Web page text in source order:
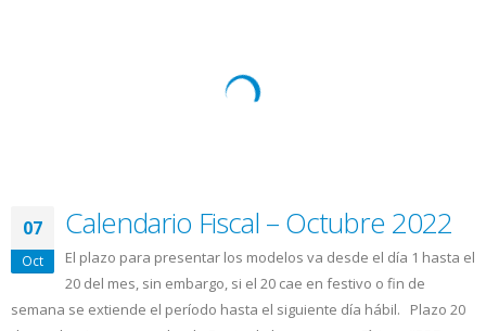
notificaciones
electrónicas
07
Oct
Calendario Fiscal – Octubre 2022
El plazo para presentar los modelos va desde el día 1 hasta el
20 del mes, sin embargo, si el 20 cae en festivo o fin de
semana se extiende el período hasta el siguiente día hábil. Plazo 20